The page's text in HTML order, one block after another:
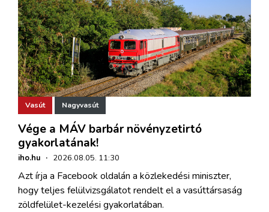
Vasút Nagyvasút
Vége a MÁV barbár növényzetirtó
gyakorlatának!
iho.hu · 2026.08.05. 11:30
Azt írja a Facebook oldalán a közlekedési miniszter,
hogy teljes felülvizsgálatot rendelt el a vasúttársaság
zöldfelület-kezelési gyakorlatában.